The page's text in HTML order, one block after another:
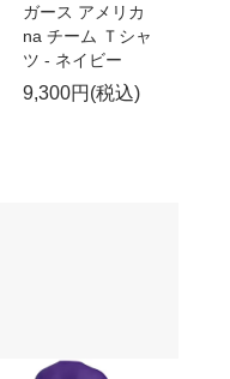
ガース アメリカ
na チーム Ｔシャ
ツ - ネイビー
9,300円(税込)